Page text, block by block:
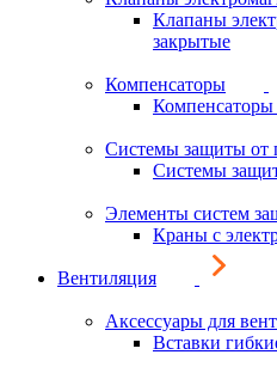
Клапаны
закрытые
Компенсаторы
Компенсаторы
Системы защиты от
Системы
Элементы систем
Краны с
Вентиляция
Аксессуары для
Вставки